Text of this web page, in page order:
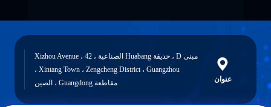
عنوان
مبنى D ، حديقة Huabang الصناعية ، 42 Xizhou Avenue ،
Xintang Town ، Zengcheng District ، Guangzhou ،
مقاطعة Guangdong ، الصين